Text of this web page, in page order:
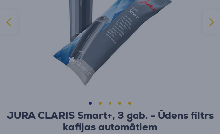
JURA CLARIS Smart+, 3 gab. - Ūdens filtrs
kafijas automātiem